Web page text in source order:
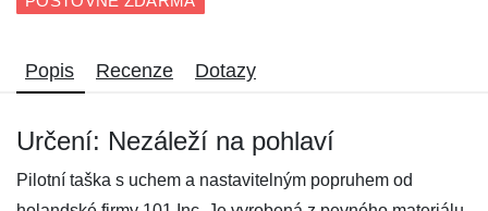
Popis Recenze Dotazy
Určení: Nezáleží na pohlaví
Pilotní taška s uchem a nastavitelným popruhem od